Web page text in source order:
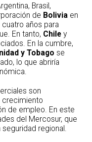
Brasil,
de Boliviaen
años para
En tanto, Chiley
En la cumbre,
y Tobago se
lo que abriría
son
crecimiento
de empleo. En este
del Mercosur, que
regional.